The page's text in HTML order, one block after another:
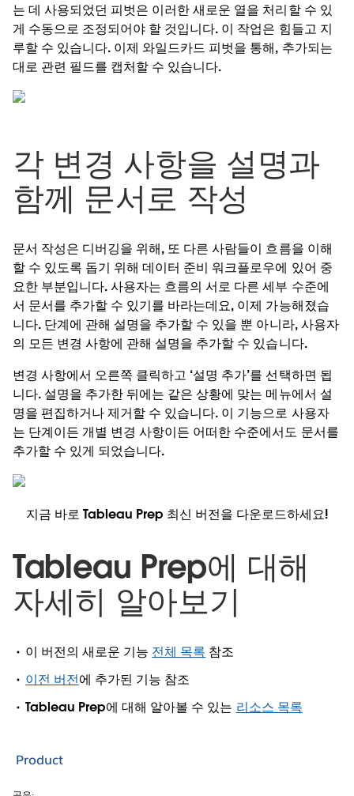
는 데 사용되었던 피벗은 이러한 새로운 열을 처리할 수 있
게 수동으로 조정되어야 할 것입니다. 이 작업은 힘들고 지
루할 수 있습니다. 이제 와일드카드 피벗을 통해, 추가되는
대로 관련 필드를 캡처할 수 있습니다.
각 변경 사항을 설명과
함께 문서로 작성
문서 작성은 디버깅을 위해, 또 다른 사람들이 흐름을 이해
할 수 있도록 돕기 위해 데이터 준비 워크플로우에 있어 중
요한 부분입니다. 사용자는 흐름의 서로 다른 세부 수준에
서 문서를 추가할 수 있기를 바라는데요, 이제 가능해졌습
니다. 단계에 관해 설명을 추가할 수 있을 뿐 아니라, 사용자
의 모든 변경 사항에 관해 설명을 추가할 수 있습니다.
변경 사항에서 오른쪽 클릭하고 ‘설명 추가’를 선택하면 됩
니다. 설명을 추가한 뒤에는 같은 상황에 맞는 메뉴에서 설
명을 편집하거나 제거할 수 있습니다. 이 기능으로 사용자
는 단계이든 개별 변경 사항이든 어떠한 수준에서도 문서를
추가할 수 있게 되었습니다.
지금 바로 Tableau Prep 최신 버전을 다운로드하세요!
Tableau Prep에 대해
자세히 알아보기
이 버전의 새로운 기능 전체 목록 참조
이전 버전에 추가된 기능 참조
Tableau Prep에 대해 알아볼 수 있는 리소스 목록
Product